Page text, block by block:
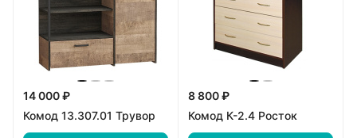
14 000 ₽
Комод 13.307.01 Трувор
8 800 ₽
Комод К-2.4 Росток